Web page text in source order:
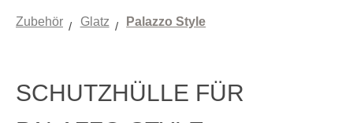
Zubehör Glatz Palazzo Style
SCHUTZHÜLLE FÜR